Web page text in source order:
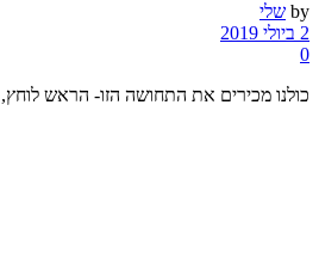
by שלי
2 ביולי 2019
0
כולנו מכירים את התחושה הזו- הראש